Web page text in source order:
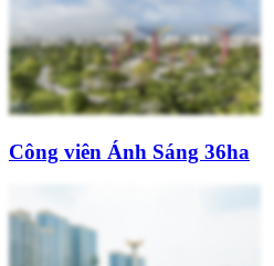
Công viên Ánh Sáng 36ha